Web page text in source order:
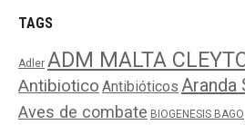
TAGS
Adler ADM MALTA
Antibiotico Antibióticos Aranda
Aves de combate BIOGENESIS BAGO